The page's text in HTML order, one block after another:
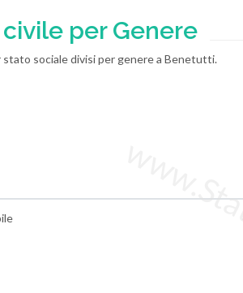
per Genere
sociale divisi per genere a Benetutti.